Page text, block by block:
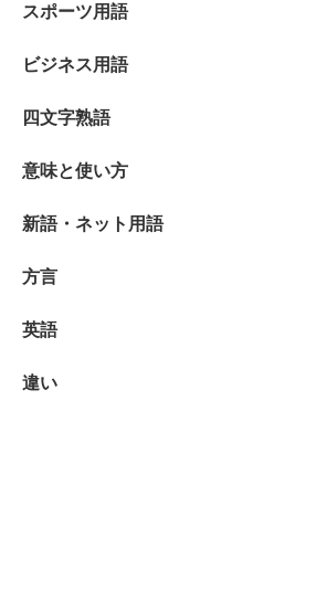
スポーツ用語
ビジネス用語
四文字熟語
意味と使い方
新語・ネット用語
方言
英語
違い